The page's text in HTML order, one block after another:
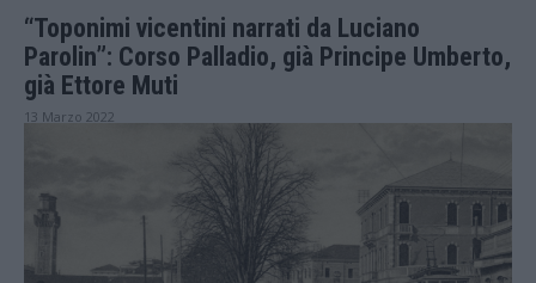
“Toponimi vicentini narrati da Luciano
Parolin”: Corso Palladio, già Principe Umberto,
già Ettore Muti
13 Marzo 2022